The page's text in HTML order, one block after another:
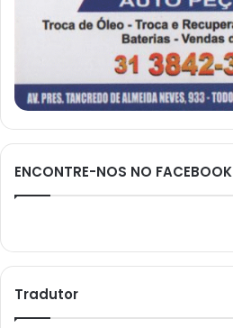
ENCONTRE-NOS NO FACEBOOK
Tradutor